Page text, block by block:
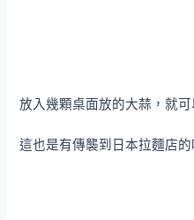
放入幾顆桌面放的大蒜，就
這也是有傳襲到日本拉麵店的